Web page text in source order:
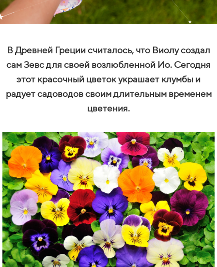
В Древней Греции считалось, что Виолу создал
сам Зевс для своей возлюбленной Ио. Сегодня
этот красочный цветок украшает клумбы и
радует садоводов своим длительным временем
цветения.